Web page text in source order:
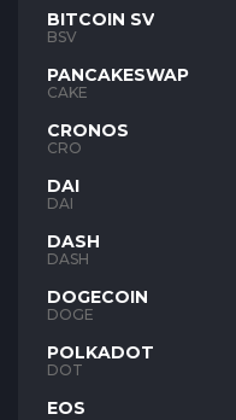
BITCOIN SV
BSV
PANCAKESWAP
CAKE
CRONOS
CRO
DAI
DAI
DASH
DASH
DOGECOIN
DOGE
POLKADOT
DOT
EOS